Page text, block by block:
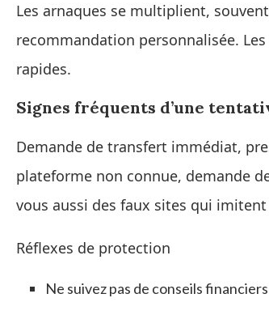
Les arnaques se multiplient,
recommandation personnalisée.
rapides.
Signes fréquents d’une
Demande de transfert immédiat,
plateforme non connue, demande
vous aussi des faux sites qui
Réflexes de protection
Ne suivez pas de conseils